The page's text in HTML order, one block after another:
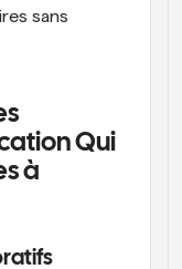
sans
Qui
à